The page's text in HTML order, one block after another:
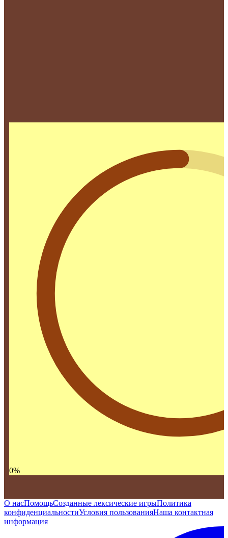
0%
О насПомощьСозданные лексические игрыПолитика
конфиденциальностиУсловия пользованияНаша контактная
информация